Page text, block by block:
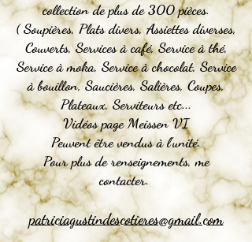
collection de plus de 300 pièces.
( Soupières, Plats divers, Assiettes diverses,
Couverts, Services à café, Service à thé,
Service à moka, Service à chocolat, Service
à bouillon, Saucières, Salières, Coupes,
Plateaux, Serviteurs etc...
Vidéos page Meissen VI
Peuvent être vendus à l'unité.
Pour plus de renseignements, me
contacter.
patriciagustindescotieres@gmail.com